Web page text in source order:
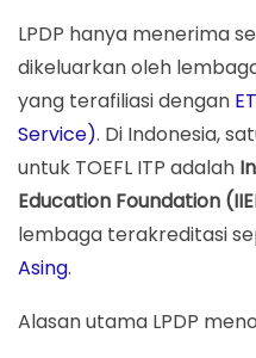
LPDP hanya menerima
dikeluarkan oleh
yang terafiliasi dengan
Service). Di Indonesia,
untuk TOEFL ITP adalah
Education Foundation
lembaga terakreditasi
Asing.
Alasan utama LPDP